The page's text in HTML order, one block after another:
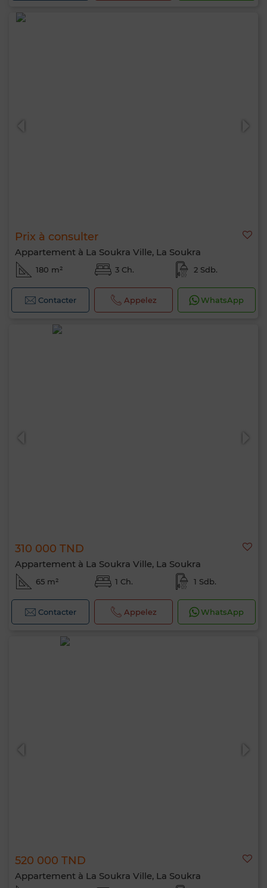
Prix à consulter
Appartement à La Soukra Ville, La Soukra
180 m² 3 Ch. 2 Sdb.
Contacter Appelez WhatsApp
310 000 TND
Appartement à La Soukra Ville, La Soukra
65 m² 1 Ch. 1 Sdb.
Contacter Appelez WhatsApp
520 000 TND
Appartement à La Soukra Ville, La Soukra